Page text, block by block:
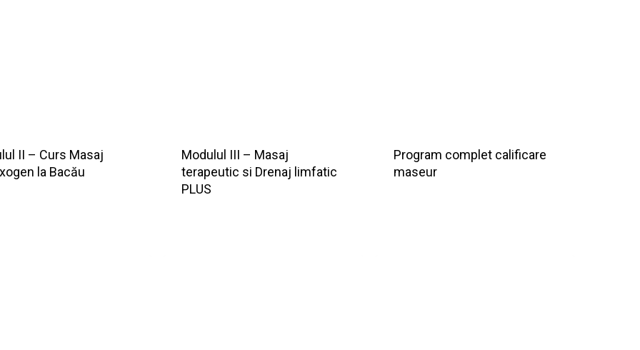
II – Curs Masaj
la Bacău
Modulul III – Masaj
terapeutic si Drenaj limfatic
PLUS
Program complet calificare
maseur